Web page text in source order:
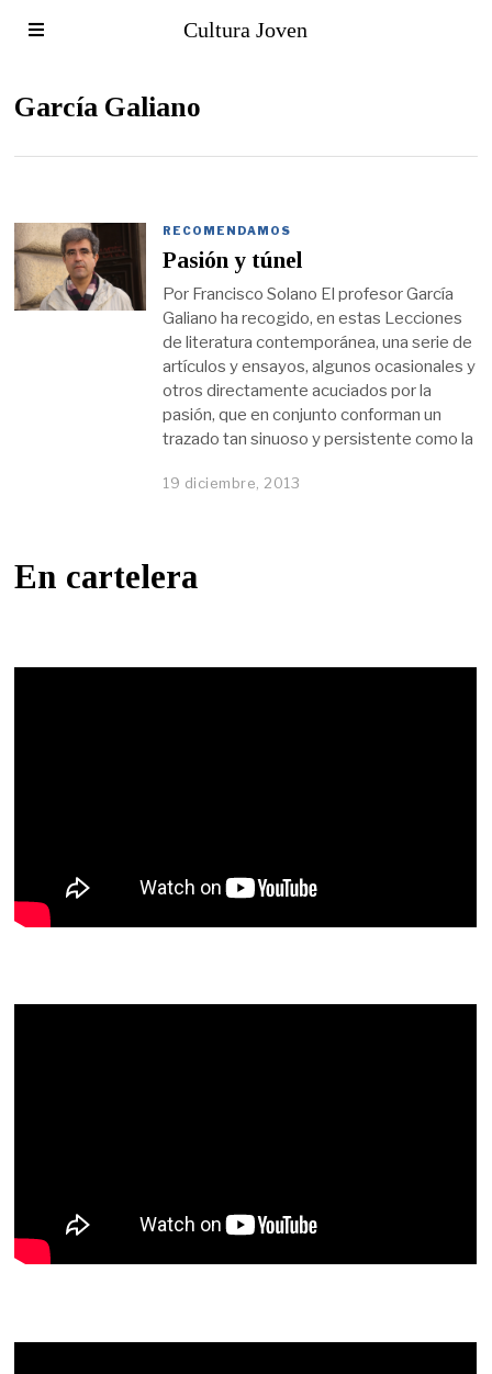
Cultura Joven
García Galiano
RECOMENDAMOS
Pasión y túnel
Por Francisco Solano El profesor García
Galiano ha recogido, en estas Lecciones
de literatura contemporánea, una serie de
artículos y ensayos, algunos ocasionales y
otros directamente acuciados por la
pasión, que en conjunto conforman un
trazado tan sinuoso y persistente como la
19 diciembre, 2013
En cartelera